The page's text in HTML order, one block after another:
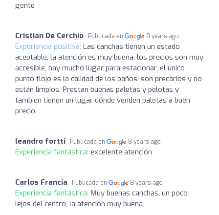
gente
Cristian De Cerchio Publicada en 8 years ago
Experiencia positiva: Las canchas tienen un estado
aceptable, la atención es muy buena, los precios son muy
accesible, hay mucho lugar para estacionar, el único
punto flojo es la calidad de los baños, son precarios y no
están limpios. Prestan buenas paletas y pelotas y
también tienen un lugar dónde venden paletas a buen
precio.
leandro fortti Publicada en 8 years ago
Experiencia fantástica: excelente atención
Carlos Francia Publicada en 8 years ago
Experiencia fantástica: Muy buenas canchas, un poco
lejos del centro, la atención muy buena